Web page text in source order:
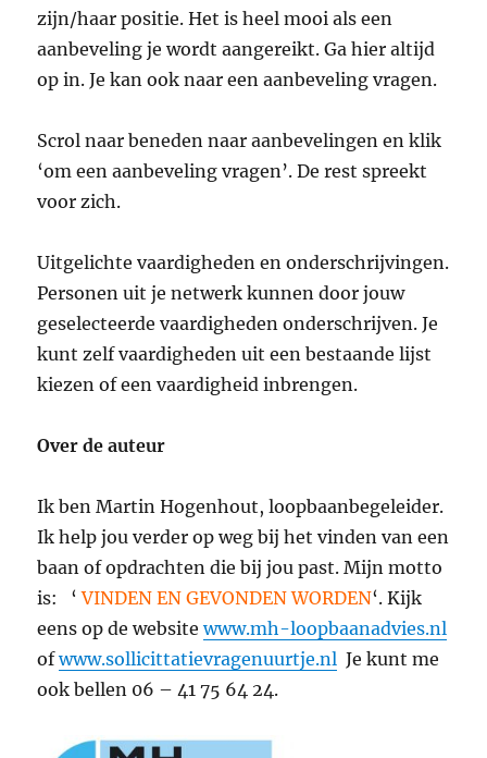
zijn/haar positie. Het is heel mooi als een
aanbeveling je wordt aangereikt. Ga hier altijd
op in. Je kan ook naar een aanbeveling vragen.
Scrol naar beneden naar aanbevelingen en klik
‘om een aanbeveling vragen’. De rest spreekt
voor zich.
Uitgelichte vaardigheden en onderschrijvingen.
Personen uit je netwerk kunnen door jouw
geselecteerde vaardigheden onderschrijven. Je
kunt zelf vaardigheden uit een bestaande lijst
kiezen of een vaardigheid inbrengen.
Over de auteur
Ik ben Martin Hogenhout, loopbaanbegeleider.
Ik help jou verder op weg bij het vinden van een
baan of opdrachten die bij jou past. Mijn motto
is: ‘VINDEN EN GEVONDEN WORDEN‘. Kijk
eens op de websitewww.mh-loopbaanadvies.nl
ofwww.sollicittatievragenuurtje.nl Je kunt me
ook bellen 06 – 41 75 64 24.